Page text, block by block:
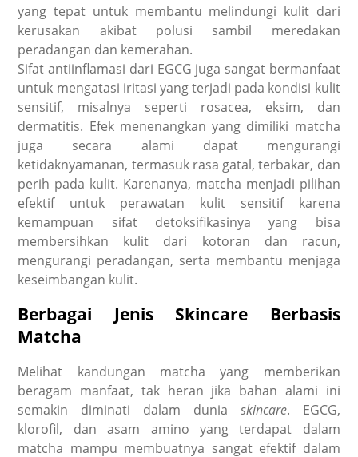
yang tepat untuk membantu melindungi kulit dari
kerusakan akibat polusi sambil meredakan
peradangan dan kemerahan.
Sifat antiinflamasi dari EGCG juga sangat bermanfaat
untuk mengatasi iritasi yang terjadi pada kondisi kulit
sensitif, misalnya seperti rosacea, eksim, dan
dermatitis. Efek menenangkan yang dimiliki matcha
juga secara alami dapat mengurangi
ketidaknyamanan, termasuk rasa gatal, terbakar, dan
perih pada kulit. Karenanya, matcha menjadi pilihan
efektif untuk perawatan kulit sensitif karena
kemampuan sifat detoksifikasinya yang bisa
membersihkan kulit dari kotoran dan racun,
mengurangi peradangan, serta membantu menjaga
keseimbangan kulit.
Berbagai Jenis Skincare Berbasis
Matcha
Melihat kandungan matcha yang memberikan
beragam manfaat, tak heran jika bahan alami ini
semakin diminati dalam dunia skincare. EGCG,
klorofil, dan asam amino yang terdapat dalam
matcha mampu membuatnya sangat efektif dalam